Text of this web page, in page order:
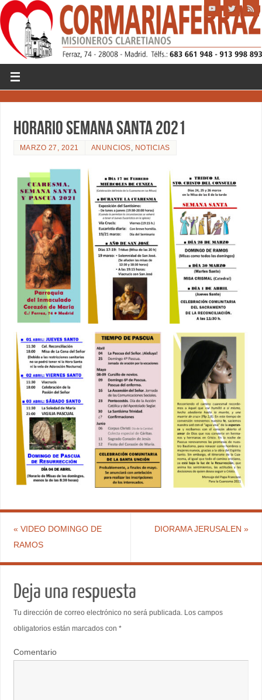
HORARIO SEMANA SANTA 2021
MARZO 27, 2021 ANUNCIOS NOTICIAS
« VIDEO DOMINGO DE
RAMOS
DIORAMA JERUSALEN»
Deja una respuesta
Tu dirección de correo electrónico no será publicada.Los campos
obligatorios están marcados con *
Comentario